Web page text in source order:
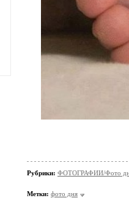
Рубрики: ФОТОГРАФИИ/Фото
Метки: фото дня